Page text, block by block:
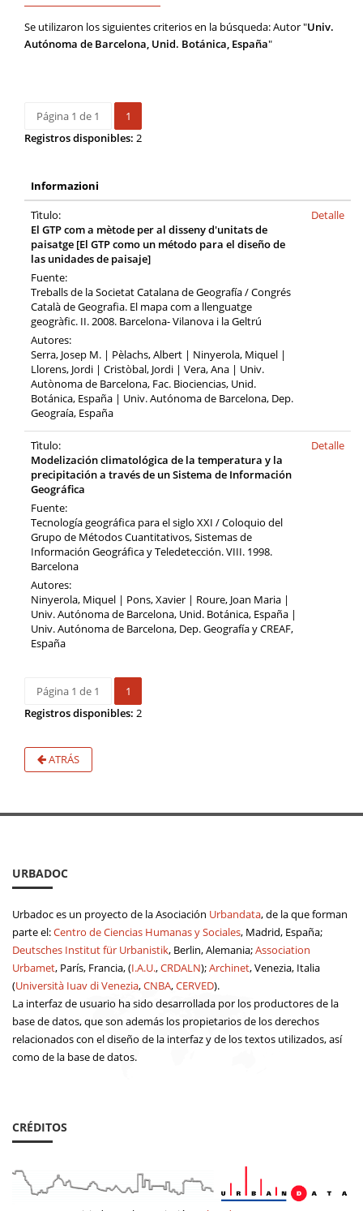
Se utilizaron los siguientes criterios en la búsqueda: Autor "Univ.
Autónoma de Barcelona, Unid. Botánica, España"
Página 1 de 1
1
Registros disponibles: 2
Informazioni
Tìtulo:
El GTP com a mètode per al disseny d'unitats de
paisatge [El GTP como un método para el diseño de
las unidades de paisaje]
Fuente:
Treballs de la Societat Catalana de Geografía / Congrés
Català de Geografia. El mapa com a llenguatge
geogràfic. II. 2008. Barcelona- Vilanova i la Geltrú
Autores:
Serra, Josep M. | Pèlachs, Albert | Ninyerola, Miquel |
Llorens, Jordi | Cristòbal, Jordi | Vera, Ana | Univ.
Autònoma de Barcelona, Fac. Biociencias, Unid.
Botánica, España | Univ. Autónoma de Barcelona, Dep.
Geograía, España
Detalle
Tìtulo:
Modelización climatológica de la temperatura y la
precipitación a través de un Sistema de Información
Geográfica
Fuente:
Tecnología geográfica para el siglo XXI / Coloquio del
Grupo de Métodos Cuantitativos, Sistemas de
Información Geográfica y Teledetección. VIII. 1998.
Barcelona
Autores:
Ninyerola, Miquel | Pons, Xavier | Roure, Joan Maria |
Univ. Autónoma de Barcelona, Unid. Botánica, España |
Univ. Autónoma de Barcelona, Dep. Geografía y CREAF,
España
Detalle
Página 1 de 1
1
Registros disponibles: 2
ATRÁS
URBADOC
Urbadoc es un proyecto de la Asociación Urbandata, de la que forman
parte el:Centro de Ciencias Humanas y Sociales, Madrid, España;
Deutsches Institut für Urbanistik, Berlin, Alemania;Association
Urbamet, París, Francia, (I.A.U.,CRDALN);Archinet, Venezia, Italia
(Università Iuav di Venezia,CNBA,CERVED).
La interfaz de usuario ha sido desarrollada por los productores de la
base de datos, que son además los propietarios de los derechos
relacionados con el diseño de la interfaz y de los textos utilizados, así
como de la base de datos.
CRÉDITOS